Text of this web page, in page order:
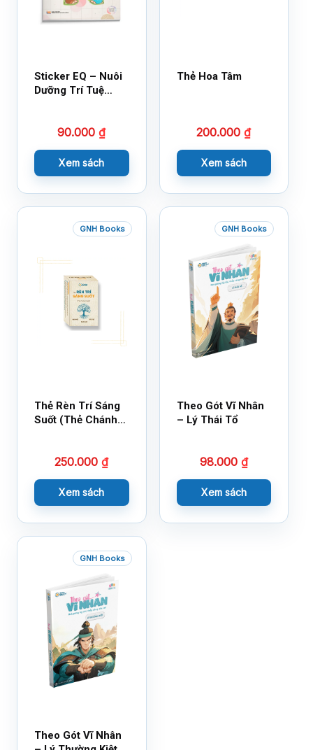
Sticker EQ – Nuôi
Dưỡng Trí Tuệ
Cùng 150 Sticker
90.000₫
Xem sách
Thẻ Hoa Tâm
200.000₫
Xem sách
GNH Books
Thẻ Rèn Trí Sáng
Suốt (Thẻ Chánh
250.000₫
Xem sách
GNH Books
Theo Gót Vĩ Nhân
– Lý Thái Tổ
98.000 ₫
Xem sách
GNH Books
Theo Gót Vĩ Nhân